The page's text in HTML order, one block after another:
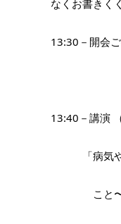
なくお書きく
13:30－開会
(北海道
13:40－講演
「病気や
こと〜抗が